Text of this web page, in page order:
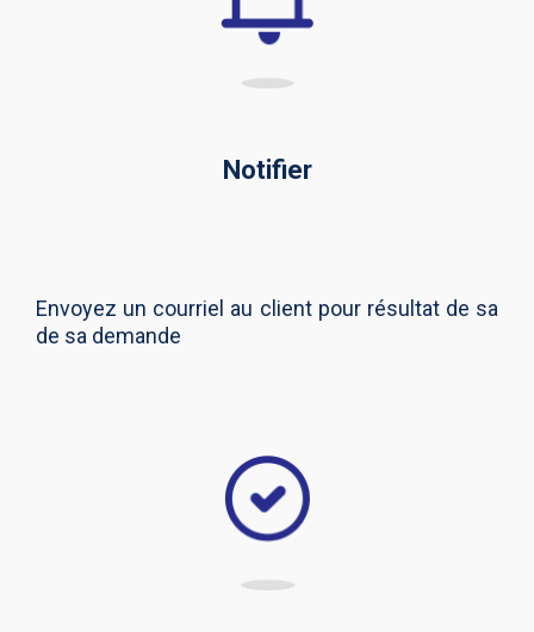
Notifier
Envoyez un courriel au client pour résultat de sa
de sa demande